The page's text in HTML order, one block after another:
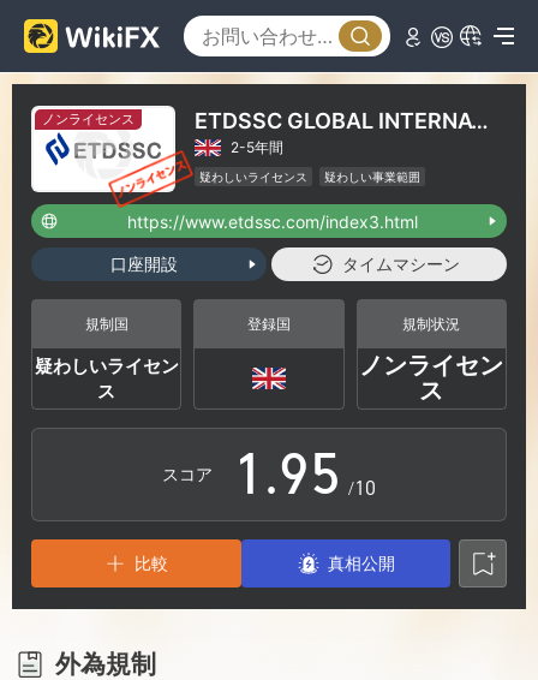
ノンライセンス ETDSSC GLOBAL INTERNATIONAL LIMITED
2-5年間
疑わしいライセンス
疑わしい事業範囲
ハイリスクレベル
https://www.etdssc.com/index3.html
口座開設 タイムマシーン
規制国
疑わしいライセン
ス
登録国 規制状況
ノンライセン
ス
スコア
0
1
2
3
.
3
4
5
6
7
8
9
0
1
2
3
4
5
6
7
/10
比較 真相公開
外為規制